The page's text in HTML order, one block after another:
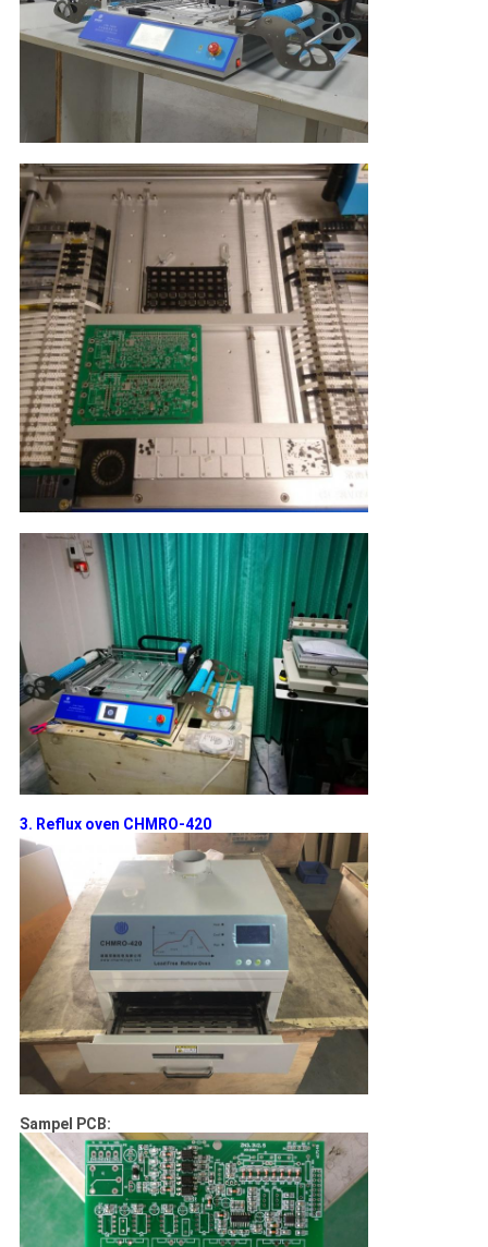
3. Reflux oven CHMRO-420
Sampel PCB: